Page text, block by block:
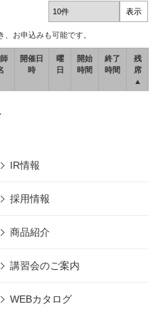
お申込みも可能です。
開催日
時
曜
日
開始
時間
終了
時間
残
席
▲
IR情報
採用情報
商品紹介
講習会のご案内
WEBカタログ